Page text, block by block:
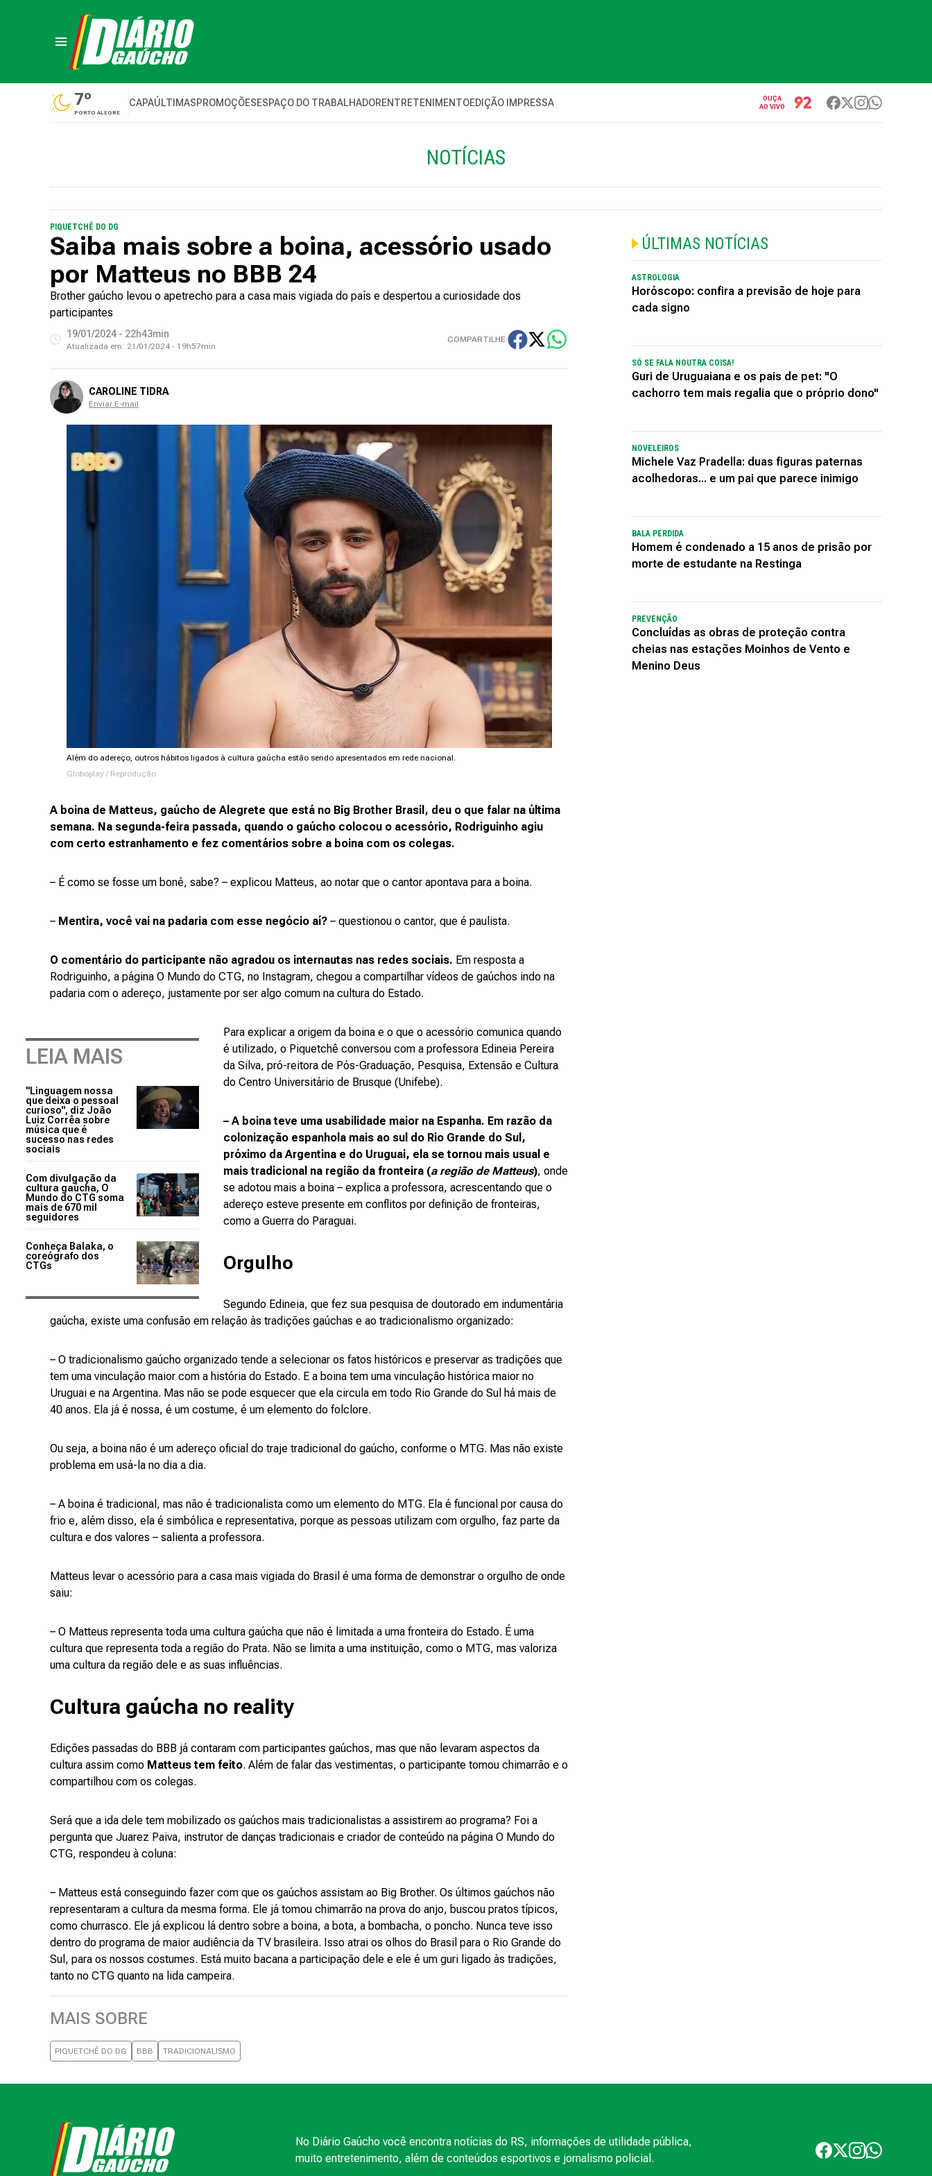
7º
PORTO ALEGRE
CAPAÚLTIMASPROMOÇÕESESPAÇO DO TRABALHADORENTRETENIMENTOEDIÇÃO IMPRESSA
OUÇA
AO VIVO
NOTÍCIAS
PIQUETCHÊ DO DG
Saiba mais sobre a boina, acessório usado
por Matteus no BBB 24
Brother gaúcho levou o apetrecho para a casa mais vigiada do país e despertou a curiosidade dos
participantes
19/01/2024 - 22h43min
Atualizada em: 21/01/2024 - 19h57min
COMPARTILHE:
CAROLINE TIDRA
Enviar E-mail
Além do adereço, outros hábitos ligados à cultura gaúcha estão sendo apresentados em rede nacional.
Globoplay / Reprodução
A boina de Matteus, gaúcho de Alegrete que está no Big Brother Brasil, deu o que falar na última
semana. Na segunda-feira passada, quando o gaúcho colocou o acessório, Rodriguinho agiu
com certo estranhamento e fez comentários sobre a boina com os colegas.
– É como se fosse um boné, sabe? – explicou Matteus, ao notar que o cantor apontava para a boina.
– Mentira, você vai na padaria com esse negócio aí? – questionou o cantor, que é paulista.
O comentário do participante não agradou os internautas nas redes sociais. Em resposta a
Rodriguinho, a página O Mundo do CTG, no Instagram, chegou a compartilhar vídeos de gaúchos indo na
padaria com o adereço, justamente por ser algo comum na cultura do Estado.
LEIA MAIS
"Linguagem nossa
que deixa o pessoal
curioso", diz João
Luiz Corrêa sobre
música que é
sucesso nas redes
sociais
Com divulgação da
cultura gaúcha, O
Mundo do CTG soma
mais de 670 mil
seguidores
Conheça Balaka, o
coreógrafo dos
CTGs
Para explicar a origem da boina e o que o acessório comunica quando
é utilizado, o Piquetchê conversou com a professora Edineia Pereira
da Silva, pró-reitora de Pós-Graduação, Pesquisa, Extensão e Cultura
do Centro Universitário de Brusque (Unifebe).
– A boina teve uma usabilidade maior na Espanha. Em razão da
colonização espanhola mais ao sul do Rio Grande do Sul,
próximo da Argentina e do Uruguai, ela se tornou mais usual e
mais tradicional na região da fronteira (a região de Matteus), onde
se adotou mais a boina – explica a professora, acrescentando que o
adereço esteve presente em conflitos por definição de fronteiras,
como a Guerra do Paraguai.
Orgulho
Segundo Edineia, que fez sua pesquisa de doutorado em indumentária
gaúcha, existe uma confusão em relação às tradições gaúchas e ao tradicionalismo organizado:
– O tradicionalismo gaúcho organizado tende a selecionar os fatos históricos e preservar as tradições que
tem uma vinculação maior com a história do Estado. E a boina tem uma vinculação histórica maior no
Uruguai e na Argentina. Mas não se pode esquecer que ela circula em todo Rio Grande do Sul há mais de
40 anos. Ela já é nossa, é um costume, é um elemento do folclore.
Ou seja, a boina não é um adereço oficial do traje tradicional do gaúcho, conforme o MTG. Mas não existe
problema em usá-la no dia a dia.
– A boina é tradicional, mas não é tradicionalista como um elemento do MTG. Ela é funcional por causa do
frio e, além disso, ela é simbólica e representativa, porque as pessoas utilizam com orgulho, faz parte da
cultura e dos valores – salienta a professora.
Matteus levar o acessório para a casa mais vigiada do Brasil é uma forma de demonstrar o orgulho de onde
saiu:
– O Matteus representa toda uma cultura gaúcha que não é limitada a uma fronteira do Estado. É uma
cultura que representa toda a região do Prata. Não se limita a uma instituição, como o MTG, mas valoriza
uma cultura da região dele e as suas influências.
Cultura gaúcha no reality
Edições passadas do BBB já contaram com participantes gaúchos, mas que não levaram aspectos da
cultura assim como Matteus tem feito. Além de falar das vestimentas, o participante tomou chimarrão e o
compartilhou com os colegas.
Será que a ida dele tem mobilizado os gaúchos mais tradicionalistas a assistirem ao programa? Foi a
pergunta que Juarez Paiva, instrutor de danças tradicionais e criador de conteúdo na página O Mundo do
CTG, respondeu à coluna:
– Matteus está conseguindo fazer com que os gaúchos assistam ao Big Brother. Os últimos gaúchos não
representaram a cultura da mesma forma. Ele já tomou chimarrão na prova do anjo, buscou pratos típicos,
como churrasco. Ele já explicou lá dentro sobre a boina, a bota, a bombacha, o poncho. Nunca teve isso
dentro do programa de maior audiência da TV brasileira. Isso atrai os olhos do Brasil para o Rio Grande do
Sul, para os nossos costumes. Está muito bacana a participação dele e ele é um guri ligado às tradições,
tanto no CTG quanto na lida campeira.
MAIS SOBRE
PIQUETCHÊ DO DG BBB TRADICIONALISMO
ÚLTIMAS NOTÍCIAS
ASTROLOGIA
Horóscopo: confira a previsão de hoje para
cada signo
SÓ SE FALA NOUTRA COISA!
Guri de Uruguaiana e os pais de pet: "O
cachorro tem mais regalia que o próprio dono"
NOVELEIROS
Michele Vaz Pradella: duas figuras paternas
acolhedoras... e um pai que parece inimigo
BALA PERDIDA
Homem é condenado a 15 anos de prisão por
morte de estudante na Restinga
PREVENÇÃO
Concluídas as obras de proteção contra
cheias nas estações Moinhos de Vento e
Menino Deus
No Diário Gaúcho você encontra notícias do RS, informações de utilidade pública,
muito entretenimento, além de conteúdos esportivos e jornalismo policial.